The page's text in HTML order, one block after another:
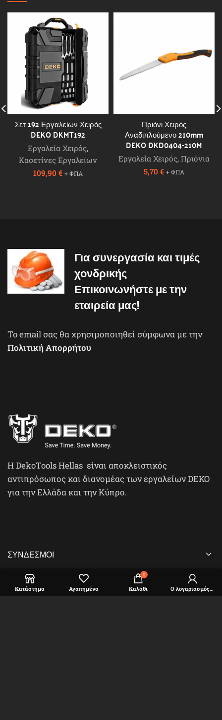
Σετ 192 Εργαλείων Χειρός
DEKO DKMT192
Εργαλεία Χειρός,
Κασετίνες Εργαλείων
109,90 € + ΦΠΑ
Πριόνι Χειρός
Αναδιπλούμενο 210mm
DEKO DKD0404-210M
Εργαλεία Χειρός, Πριόνια
5,70 € + ΦΠΑ
Για συνεργασία και τιμές
χονδρικής
Επικοινωνήστε με την
εταιρεία μας!
To email σας θα χρησιμοποιηθεί σύμφωνα με την
Πολιτική Απορρήτου
H DekoTools Hellas είναι αποκλειστικός
αντιπρόσωπος και διανομέας των εργαλείων DEKO
για την Ελλάδα και την Κύπρο.
ΣΎΝΔΕΣΜΟΙ
Κατάστημα Αγαπημένα
0
Καλάθι Ο λογαριασμός μου